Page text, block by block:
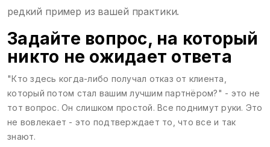
редкий пример из вашей практики.
Задайте вопрос, на который
никто не ожидает ответа
"Кто здесь когда-либо получал отказ от клиента,
который потом стал вашим лучшим партнёром?" - это не
тот вопрос. Он слишком простой. Все поднимут руки. Это
не вовлекает - это подтверждает то, что все и так
знают.